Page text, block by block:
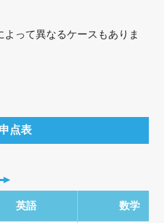
って異なるケースもありま
点表
英語 数学